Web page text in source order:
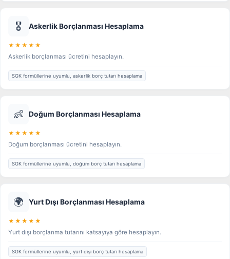
🎖️ Askerlik Borçlanması Hesaplama
★★★★★
Askerlik borçlanması ücretini hesaplayın.
SGK formüllerine uyumlu, askerlik borç tutarı hesaplama
👶 Doğum Borçlanması Hesaplama
★★★★★
Doğum borçlanması ücretini hesaplayın.
SGK formüllerine uyumlu, doğum borç tutarı hesaplama
🌍 Yurt Dışı Borçlanması Hesaplama
★★★★★
Yurt dışı borçlanma tutarını katsayıya göre hesaplayın.
SGK formüllerine uyumlu, yurt dışı borç tutarı hesaplama